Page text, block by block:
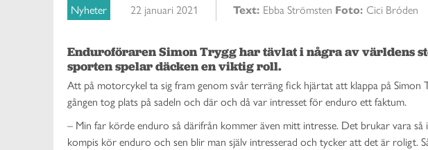
Nyheter 22 januari 2021 Text: Ebba Strömsten Foto: Cici Bróden
Enduroföraren Simon Trygg har tävlat i några av världens
sporten spelar däcken en viktig roll.
Att på motorcykel ta sig fram genom svår terräng fick hjärtat att klappa på Simon
gången tog plats på sadeln och där och då var intresset för enduro ett faktum.
– Min far körde enduro så därifrån kommer även mitt intresse. Det brukar vara
kompis kör enduro och sen blir man själv intresserad och tycker att det är roligt.